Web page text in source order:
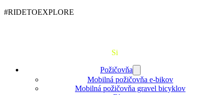
#RIDETOEXPLORE
Si
Požičovňa
Mobilná požičovňa e-bikov
Mobilná požičovňa gravel bicyklov